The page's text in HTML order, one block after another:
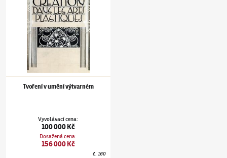
Tvoření v umění výtvarném
Vyvolávací cena:
100 000 Kč
Dosažená cena:
156 000 Kč
č.160